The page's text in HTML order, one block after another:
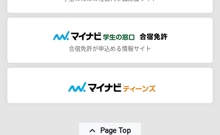
合宿免許が申込める情報サイト
Page Top